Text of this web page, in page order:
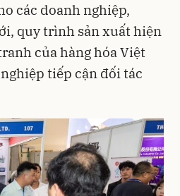
các doanh nghiệp,
quy trình sản xuất hiện
của hàng hóa Việt
tiếp cận đối tác